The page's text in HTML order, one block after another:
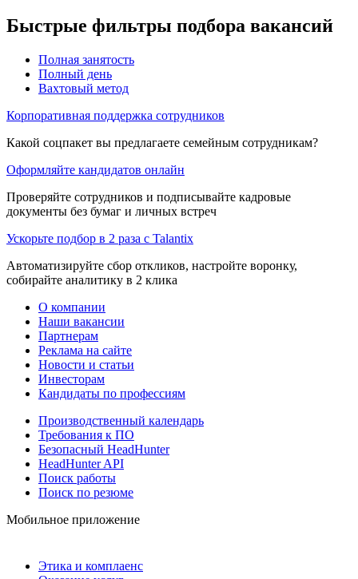
Быстрые фильтры подбора вакансий
Полная занятость
Полный день
Вахтовый метод
Корпоративная поддержка сотрудников
Какой соцпакет вы предлагаете семейным сотрудникам?
Оформляйте кандидатов онлайн
Проверяйте сотрудников и подписывайте кадровые
документы без бумаг и личных встреч
Ускорьте подбор в 2 раза с Talantix
Автоматизируйте сбор откликов, настройте воронку,
собирайте аналитику в 2 клика
О компании
Наши вакансии
Партнерам
Реклама на сайте
Новости и статьи
Инвесторам
Кандидаты по профессиям
Производственный календарь
Требования к ПО
Безопасный HeadHunter
HeadHunter API
Поиск работы
Поиск по резюме
Мобильное приложение
Этика и комплаенс